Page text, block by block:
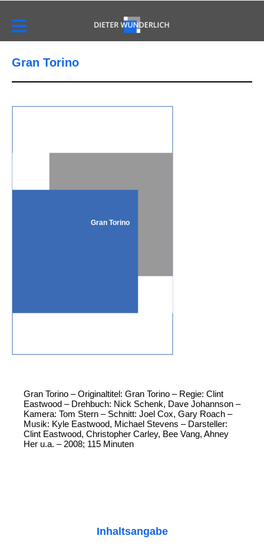
Gran Torino
Gran Torino
Gran Torino – Originaltitel: Gran Torino – Regie: Clint
Eastwood – Drehbuch: Nick Schenk, Dave Johannson –
Kamera: Tom Stern – Schnitt: Joel Cox, Gary Roach –
Musik: Kyle Eastwood, Michael Stevens – Darsteller:
Clint Eastwood, Christopher Carley, Bee Vang, Ahney
Her u.a. – 2008; 115 Minuten
Inhaltsangabe